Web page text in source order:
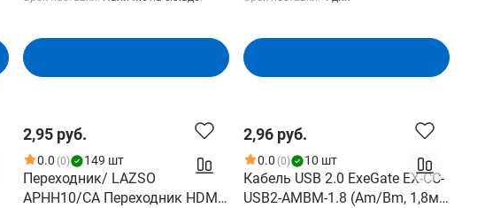
2,95 руб.
0.0 (0) 149 шт
Переходник/ LAZSO
APHH10/CA Переходник HDMI
2,96 руб.
0.0 (0) 10 шт
Кабель USB 2.0 ExeGate EX-CC-
USB2-AMBM-1.8 (Am/Bm, 1,8м)